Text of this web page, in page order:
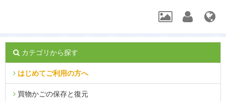
カテゴリから探す
はじめてご利用の方へ
買物かごの保存と復元